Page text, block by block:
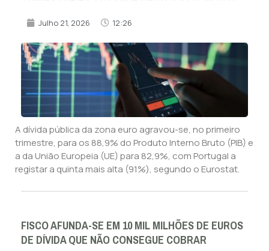
Julho 21, 2026 12:26
A dívida pública da zona euro agravou-se, no primeiro
trimestre, para os 88,9% do Produto Interno Bruto (PIB) e
a da União Europeia (UE) para 82,9%, com Portugal a
registar a quinta mais alta (91%), segundo o Eurostat.
FISCO AFUNDA-SE EM 10 MIL MILHÕES DE EUROS
DE DÍVIDA QUE NÃO CONSEGUE COBRAR